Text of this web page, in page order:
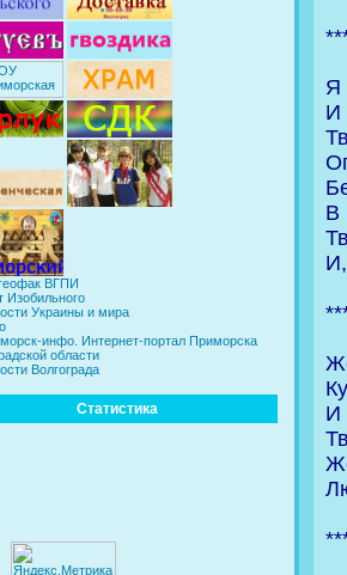
ВГПИ
Изобильного
Украины и мира
инфо. Интернет-портал Приморска
области
Волгограда
Статистика
Я
И
В
И